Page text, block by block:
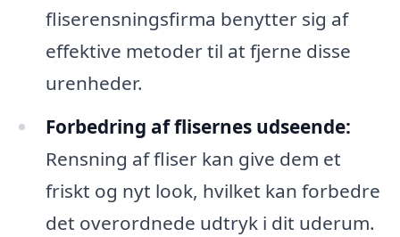
fliserensningsfirma benytter sig af
effektive metoder til at fjerne disse
urenheder.
Forbedring af flisernes udseende:
Rensning af fliser kan give dem et
friskt og nyt look, hvilket kan forbedre
det overordnede udtryk i dit uderum.